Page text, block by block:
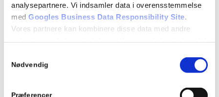
analysepartnere. Vi indsamler data i overensstemmelse
med Googles Business Data Responsibility Site
Vores partnere kan kombinere disse data med andre
Nødvendig
Præferencer